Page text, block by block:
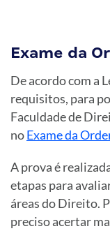
Exame da
De acordo com a
requisitos, para
Faculdade de
noExame da
A prova é
etapas para
áreas do Direito.
preciso acertar